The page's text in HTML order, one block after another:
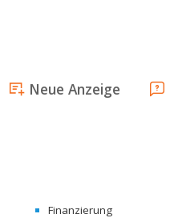
Neue Anzeige
Finanzierung